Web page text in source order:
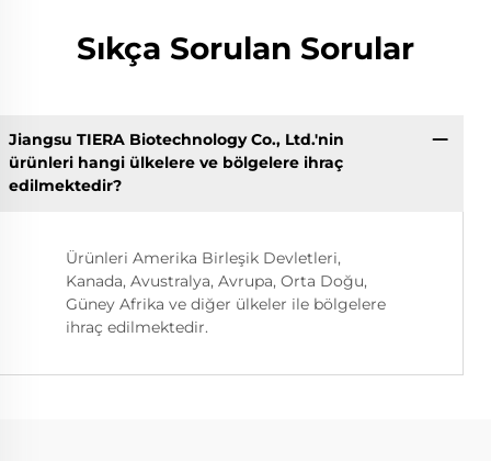
Sıkça Sorulan Sorular
Jiangsu TIERA Biotechnology Co., Ltd.'nin
ürünleri hangi ülkelere ve bölgelere ihraç
edilmektedir?
Ürünleri Amerika Birleşik Devletleri,
Kanada, Avustralya, Avrupa, Orta Doğu,
Güney Afrika ve diğer ülkeler ile bölgelere
ihraç edilmektedir.